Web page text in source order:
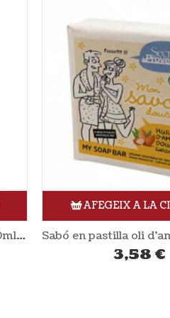
Sabó en pastilla oli d’ametlles dolces 100gr SECRETS DE PROVENCE
AFEGEIX A LA
3,18 €